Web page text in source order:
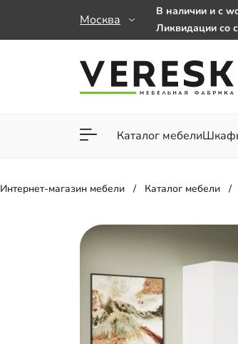
Москва
В наличии и с
Ликвидации со
заказе от 50 000 ₽
Важно! Наш
Каталог мебели
Для
Интернет-магазин мебели Каталог мебели